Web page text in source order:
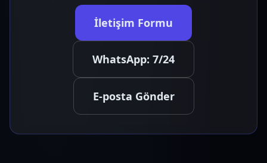
İletişim Formu
WhatsApp: 7/24
E-posta Gönder